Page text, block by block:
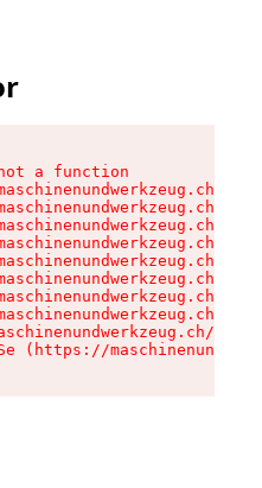
a function
(https://